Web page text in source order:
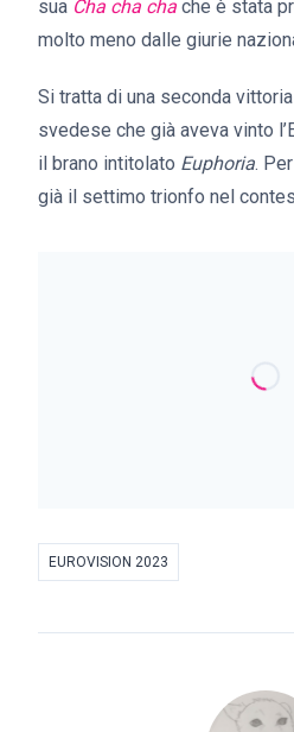
sua Cha cha cha che è stata
molto meno dalle giurie
Si tratta di una seconda
svedese che già aveva vinto
il brano intitolato Euphoria.
già il settimo trionfo nel
EUROVISION 2023